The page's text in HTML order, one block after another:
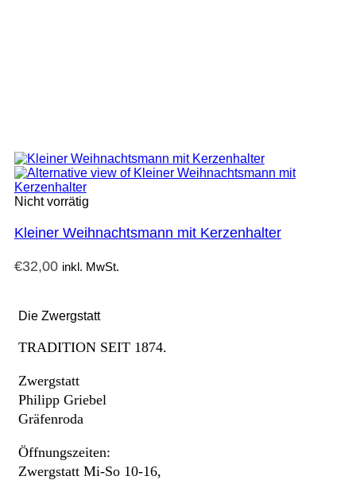
Nicht vorrätig
Kleiner Weihnachtsmann mit Kerzenhalter
€32,00 inkl. MwSt.
Die Zwergstatt
TRADITION SEIT 1874.
Zwergstatt
Philipp Griebel
Gräfenroda
Öffnungszeiten:
Zwergstatt Mi-So 10-16,